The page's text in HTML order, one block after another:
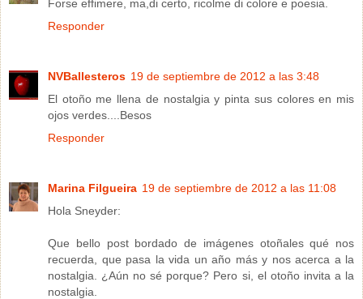
Forse effimere, ma,di certo, ricolme di colore e poesia.
Responder
NVBallesteros 19 de septiembre de 2012 a las 3:48
El otoño me llena de nostalgia y pinta sus colores en mis
ojos verdes....Besos
Responder
Marina Filgueira 19 de septiembre de 2012 a las 11:08
Hola Sneyder:
Que bello post bordado de imágenes otoñales qué nos
recuerda, que pasa la vida un año más y nos acerca a la
nostalgia. ¿Aún no sé porque? Pero si, el otoño invita a la
nostalgia.